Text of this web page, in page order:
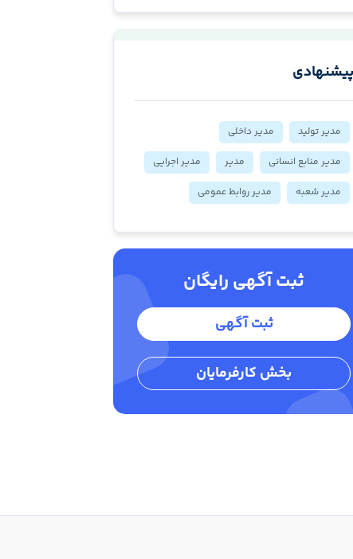
پیشنهادی
مدیر تولید
مدیر داخلی
مدیر منابع انسانی
مدیر
مدیر اجرایی
مدیر شعبه
مدیر روابط عمومی
ثبت آگهی رایگان
ثبت آگهی
بخش کارفرمایان